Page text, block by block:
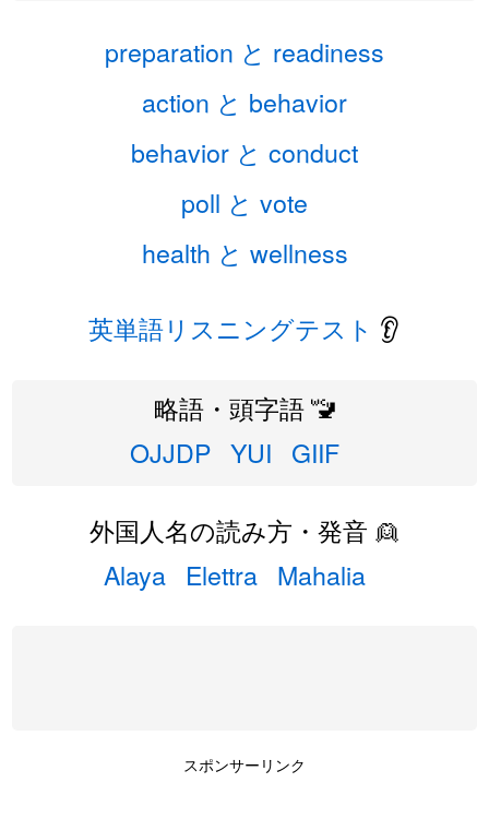
preparation と readiness
action と behavior
behavior と conduct
poll と vote
health と wellness
英単語リスニングテスト 👂
略語・頭字語 🚾
OJJDP YUI GIIF
外国人名の読み方・発音 👱
Alaya Elettra Mahalia
スポンサーリンク